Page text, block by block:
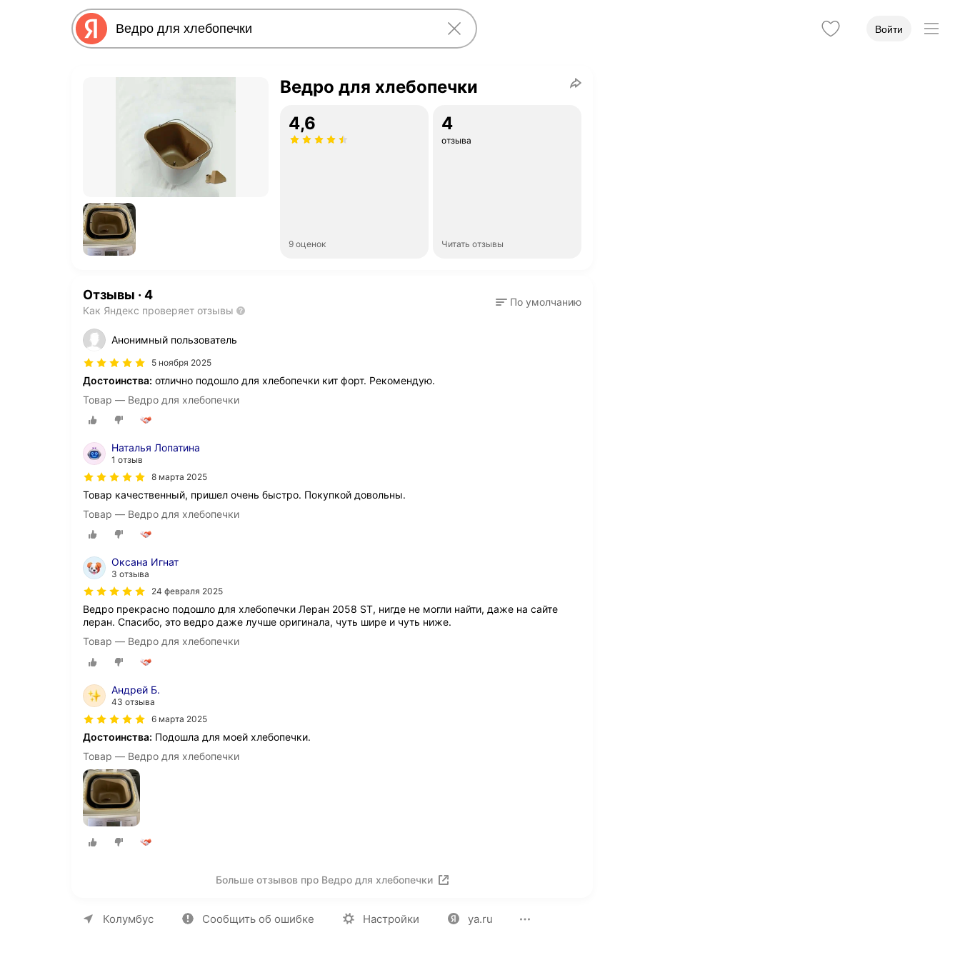
Войти
Ведро для хлебопечки
4,6
9 оценок
4
отзыва
Читать отзывы
Отзывы · 4
Как Яндекс проверяет отзывы
По умолчанию
Анонимный пользователь
5 ноября 2025
Достоинства: отлично подошло для хлебопечки кит форт. Рекомендую.
Товар — Ведро для хлебопечки
Наталья Лопатина
1 отзыв
8 марта 2025
Товар качественный, пришел очень быстро. Покупкой довольны.
Товар — Ведро для хлебопечки
Оксана Игнат
3 отзыва
24 февраля 2025
Ведро прекрасно подошло для хлебопечки Леран 2058 ST, нигде не могли найти, даже на сайте
леран. Спасибо, это ведро даже лучше оригинала, чуть шире и чуть ниже.
Товар — Ведро для хлебопечки
Андрей Б.
43 отзыва
6 марта 2025
Достоинства: Подошла для моей хлебопечки.
Товар — Ведро для хлебопечки
Больше отзывов про Ведро для хлебопечки
Колумбус Сообщить об ошибке Настройки ya.ru